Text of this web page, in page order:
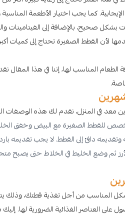
كما يجب اختيار الأطعمة
بشكل صحيح، بالإضافة إلى
لأن القطط الصغيرة تحتاج إلى كميات
المناسب لها، إننا في هذا
في المنزل، نقدم لك هذه الوصفات
للقطط الصغيرة مع البيض وخفق
دافئ إلى القطط. لا يجب تقديمه
وضع الخليط في الخلاط حتى يصبح
من أجل تغذية قطتك، وذلك
على العناصر الغذائية الضرورية لها.